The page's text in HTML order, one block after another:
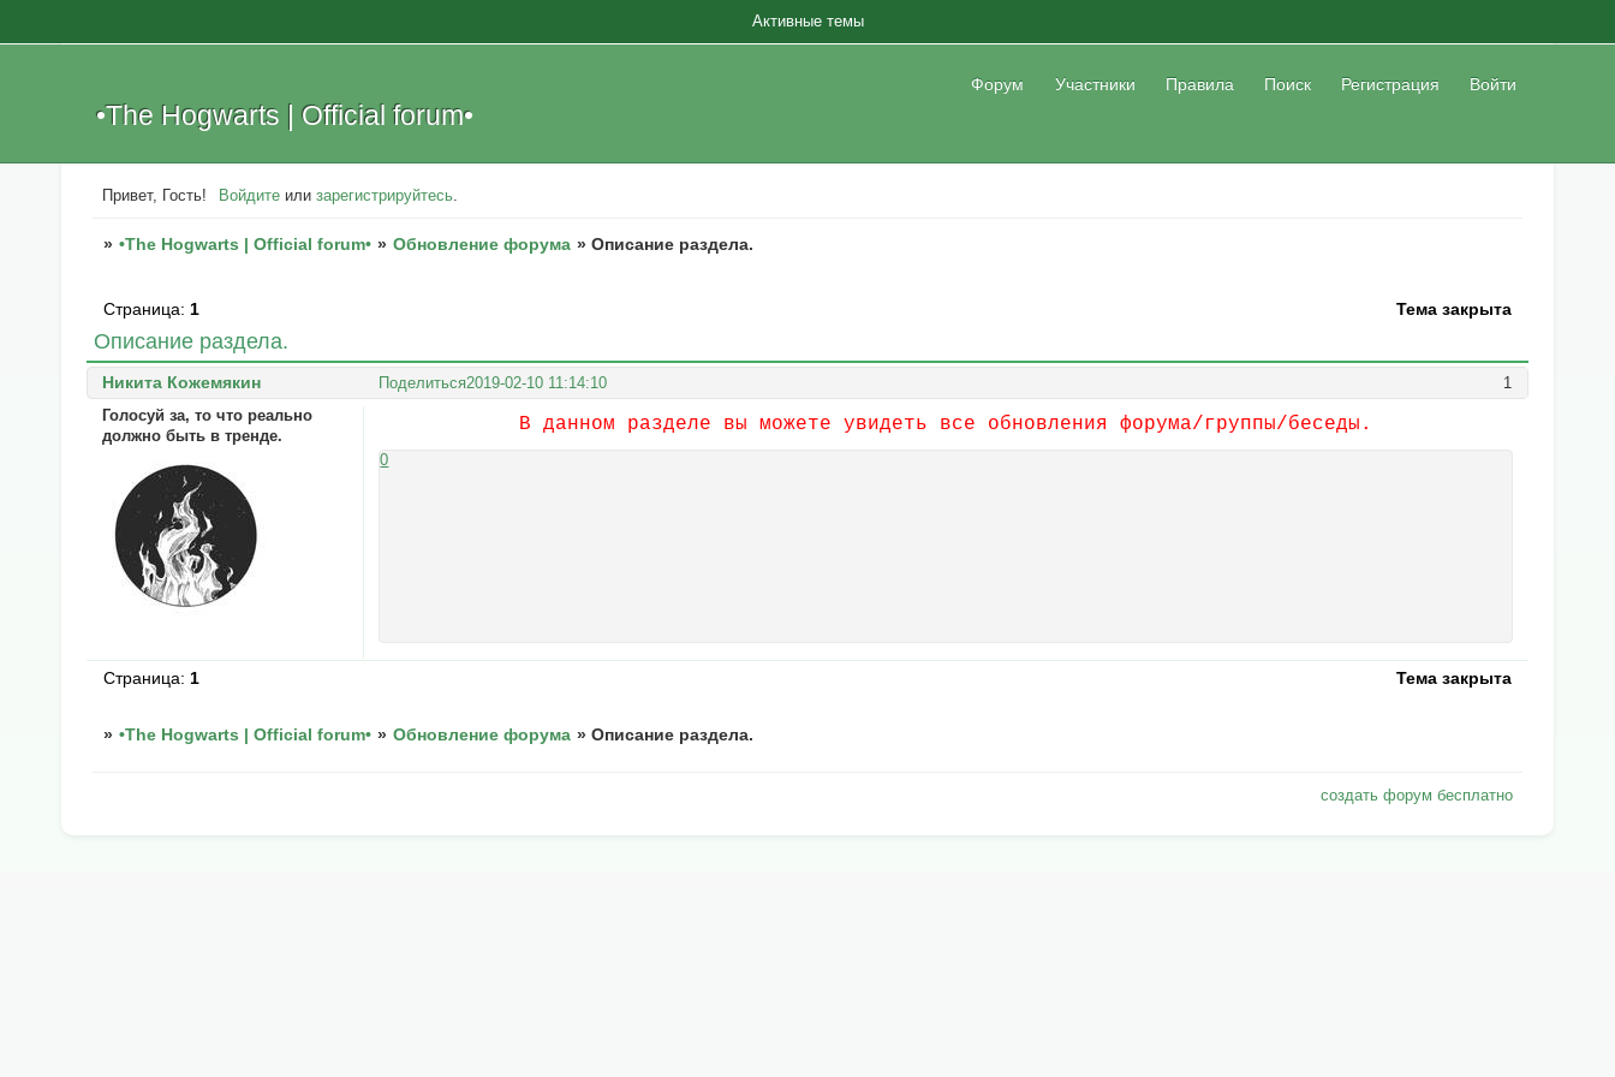
•The Hogwarts | Official forum•
Форум Участники Правила Поиск Регистрация Войти
Активные темы
Привет, Гость! Войдите илизарегистрируйтесь.
» •The Hogwarts | Official forum• » Обновление форума »Описание раздела.
Описание раздела.
Страница: 1 Тема закрыта
Поделиться 1
2019-02-10 11:14:10
Никита Кожемякин
Голосуй за, то что реально
должно быть в тренде.
В данном разделе вы можете увидеть все обновления форума/группы/беседы.
0
Тема закрыта
Страница: 1
» •The Hogwarts | Official forum• » Обновление форума »Описание раздела.
создать форум бесплатно